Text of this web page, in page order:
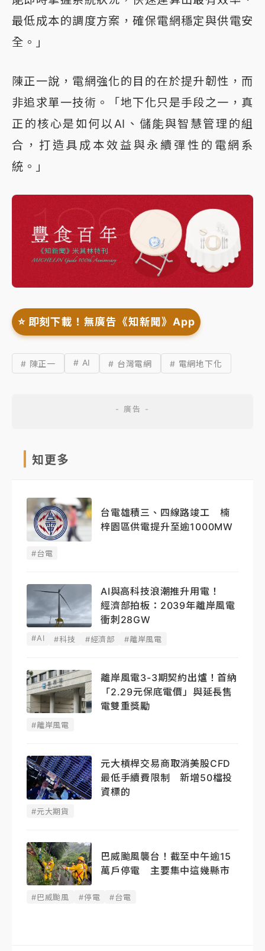
最低成本的調度方案，確保電網穩定與供電安
全。」
陳正一說，電網強化的目的在於提升韌性，而
非追求單一技術。「地下化只是手段之一，真
正的核心是如何以AI、儲能與智慧管理的組
合，打造具成本效益與永續彈性的電網系
統。」
⭐️ 即刻下載！無廣告《知新聞》App
# 陳正一 # AI # 台灣電網 # 電網地下化
知更多
台電雄積三、四線路竣工 楠
梓園區供電提升至逾1000MW
#台電
AI與高科技浪潮推升用電！
經濟部拍板：2039年離岸風電
衝刺28GW
#AI #科技 #經濟部 #離岸風電
離岸風電3-3期契約出爐！首納
「2.29元保底電價」與延長售
電雙重獎勵
#離岸風電
元大槓桿交易商取消美股CFD
最低手續費限制 新增50檔投
資標的
#元大期貨
巴威颱風襲台！截至中午逾15
萬戶停電 主要集中這幾縣市
#巴威颱風 #停電 #台電